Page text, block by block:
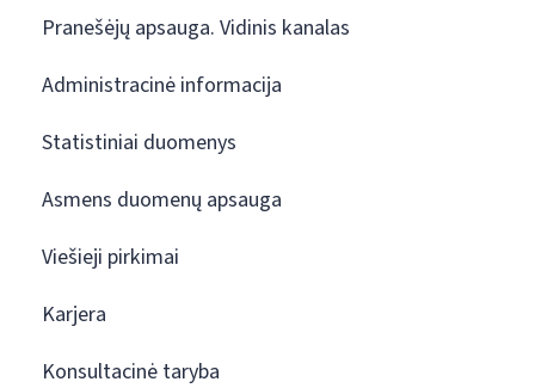
Pranešėjų apsauga. Vidinis kanalas
Administracinė informacija
Statistiniai duomenys
Asmens duomenų apsauga
Viešieji pirkimai
Karjera
Konsultacinė taryba